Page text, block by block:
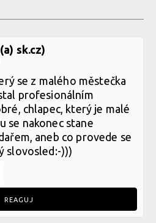
sk.cz)
se z malého městečka
profesionálním
chlapec, který je malé
se nakonec stane
aneb co provede se
slovosled:-)))
REAGUJ